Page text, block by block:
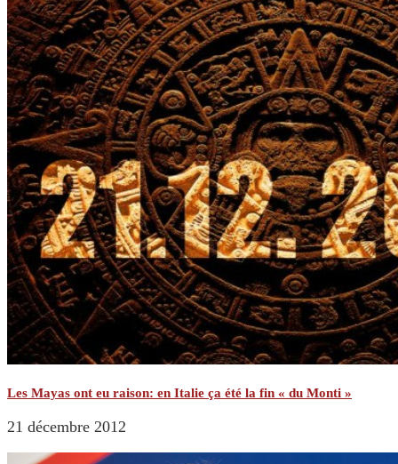
Les Mayas ont eu raison: en Italie ça été la fin « du Monti »
21 décembre 2012